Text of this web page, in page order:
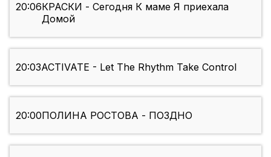
20:06КРАСКИ - Сегодня К маме Я приехала
Домой
20:03ACTIVATE - Let The Rhythm Take Control
20:00ПОЛИНА РОСТОВА - ПОЗДНО